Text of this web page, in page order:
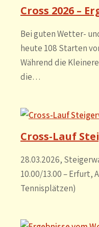
Cross 2026 –
Bei guten Wetter-
heute 108 Starten
Während die
die…
Cross-Lauf
28.03.2026,
10.00/13.00 –
Tennisplätzen)